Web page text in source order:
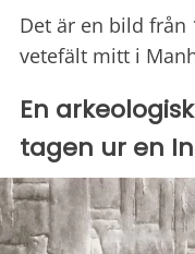
Det är en bild från
vetefält mitt i
En
tagen ur en